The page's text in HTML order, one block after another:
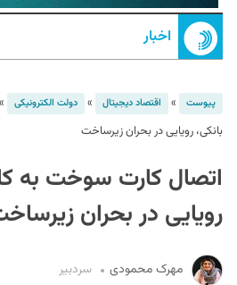
اخبار
پیوست » اقتصاد دیجیتال » دولت الکترونیکی »
بانکی، رویایی در بحران زیرساخت
اتصال کارت سوخت به
رویایی در بحران
مهرک محمودی سردبیر